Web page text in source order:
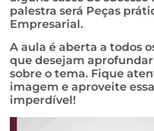
palestra será Peças
Empresarial.
A aula é aberta a todos
que desejam
sobre o tema. Fique
imagem e aproveite
imperdível!